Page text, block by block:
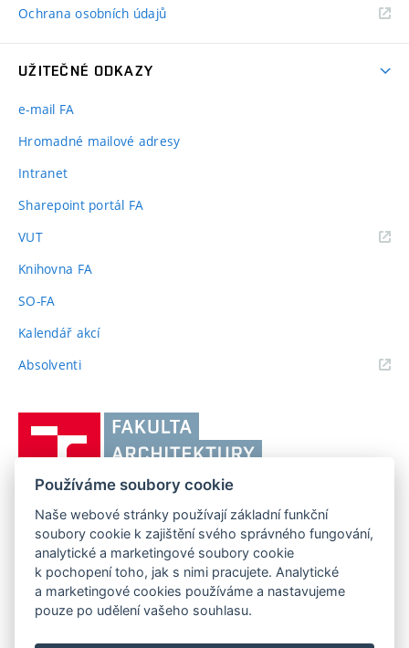
Ochrana osobních údajů
UŽITEČNÉ ODKAZY
e-mail FA
Hromadné mailové adresy
Intranet
Sharepoint portál FA
VUT(externí
Knihovna FA
SO-FA
Kalendář akcí
Absolventi(externí
Brně,
Fakulta
architektury
FAKULTA ARCHITEKTURY VUT V BRNĚ
Poříčí 273/5, 639 00 Brno
Telefon: 54114 6600
www.fa.vutbr.cz
info@fa.vutbr.cz
Používáme soubory cookie
Naše webové stránky používají základní funkční
soubory cookie k zajištění svého správného fungování,
analytické a marketingové soubory cookie
k pochopení toho, jak s nimi pracujete. Analytické
a marketingové cookies používáme a nastavujeme
pouze po udělení vašeho souhlasu.